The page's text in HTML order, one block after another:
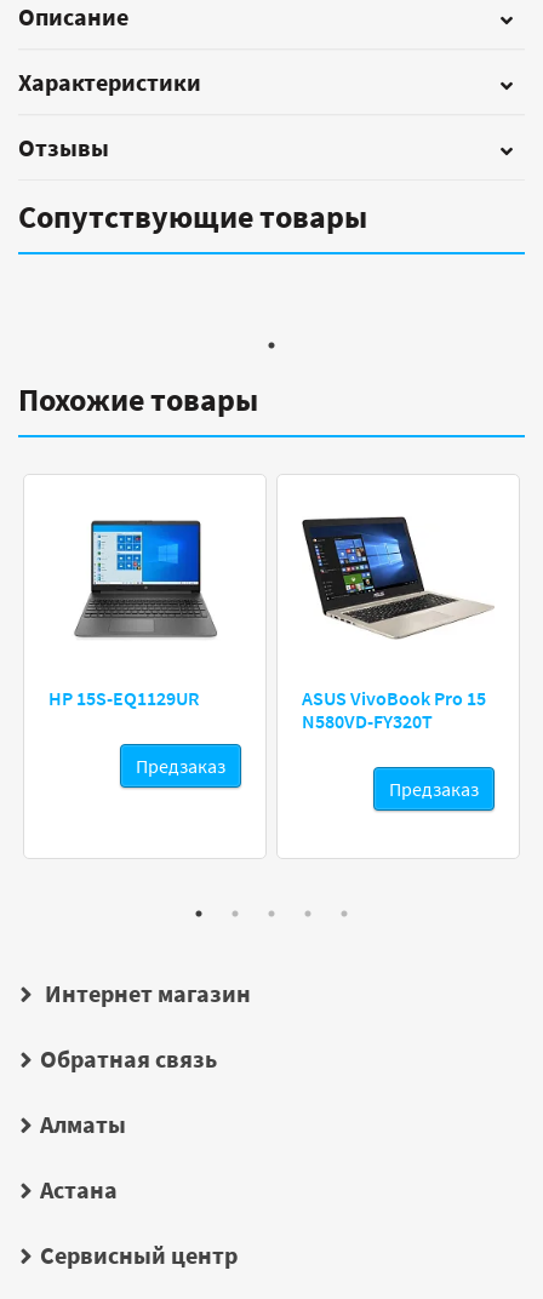
Описание
Характеристики
Отзывы
Сопутствующие товары
Похожие товары
HP 15S-EQ1129UR
Предзаказ
ASUS VivoBook Pro 15
N580VD-FY320T
Предзаказ
Интернет магазин
Обратная связь
Алматы
Астана
Сервисный центр